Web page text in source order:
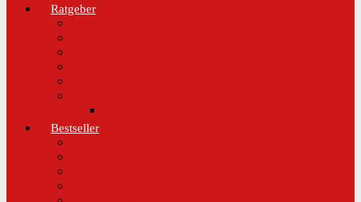
Ratgeber
Bestseller